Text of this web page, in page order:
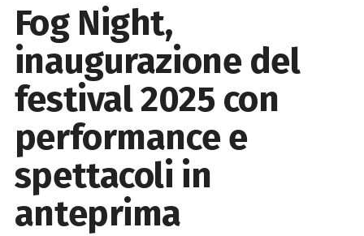
Fog Night,
inaugurazione del
festival 2025 con
performance e
spettacoli in
anteprima